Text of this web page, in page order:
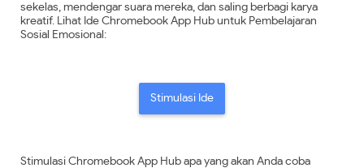
sekelas, mendengar suara mereka, dan saling berbagi karya
kreatif. Lihat Ide Chromebook App Hub untuk Pembelajaran
Sosial Emosional:
Stimulasi Ide
Stimulasi Chromebook App Hub apa yang akan Anda coba